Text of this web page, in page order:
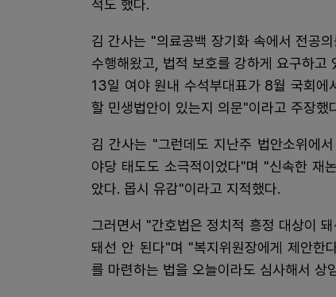
적도 했다.
김 간사는 "의료공백 장기화 속에서 전공
수행해왔고, 법적 보호를 강하게 요구하
13일 여야 원내 수석부대표가 8월 국회에
할 민생법안이 있는지 의문"이라고 주장했
김 간사는 "그런데도 지난주 법안소위에
야당 태도도 소극적이었다"며 "신속한 재
았다. 몹시 유감"이라고 지적했다.
그러면서 "간호법은 정치적 흥정 대상이
돼선 안 된다"며 "복지위원장에게 제안한
를 마련하는 법을 오늘이라도 심사해서 상